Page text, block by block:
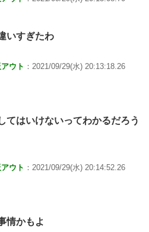
いすぎたわ
ウト ：2021/09/29(水) 20:13:18.26
てはいけないってわかるだろう
ウト ：2021/09/29(水) 20:14:52.26
情かもよ